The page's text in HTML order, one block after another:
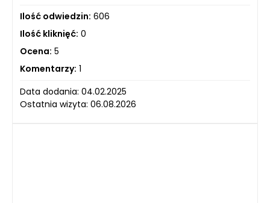
Ilość odwiedzin: 606
Ilość kliknięć: 0
Ocena: 5
Komentarzy: 1
Data dodania: 04.02.2025
Ostatnia wizyta: 06.08.2026